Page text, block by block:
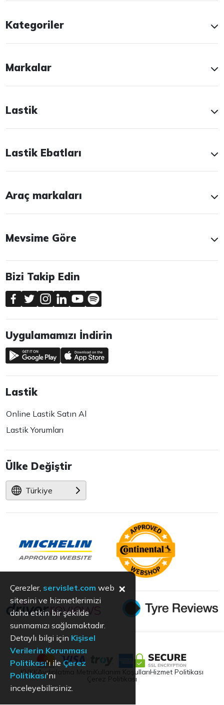
Kategoriler
Markalar
Lastik
Lastik Ebatları
Araç markaları
Mevsime Göre
Bizi Takip Edin
Uygulamamızı İndirin
Lastik
Online Lastik Satın Al
Lastik Yorumları
Ülke Değiştir
Türkiye
KVKK Aydınlatma Metni Kullanım KoşullarıHizmet Politikası
Çerez Politikası
Çerezler, servislet.com web
sitesini ve hizmetlerimizi
daha etkin bir şekilde
sunmamızı sağlamaktadır.
Detaylı bilgi için Kişisel
Verilerin Korunması
Politikası'ı ile Çerez
Politikası'nı
inceleyebilirsiniz.
×